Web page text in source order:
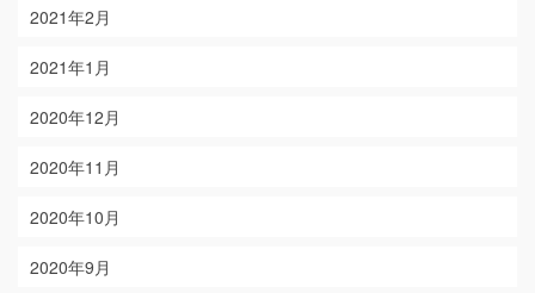
2021年2月
2021年1月
2020年12月
2020年11月
2020年10月
2020年9月